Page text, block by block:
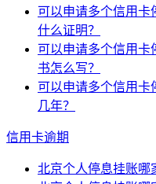
可以申请多个信用卡
什么证明？
可以申请多个信用卡
书怎么写？
可以申请多个信用卡
几年？
信用卡逾期
北京个人停息挂账哪